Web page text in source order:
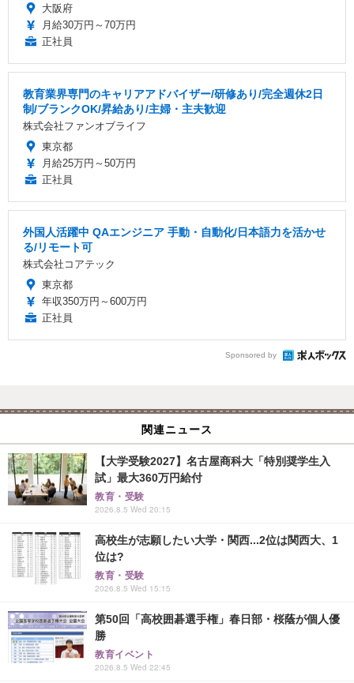
大阪府
月給30万円～70万円
正社員
教育業界専門のキャリアアドバイザー/研修あり/完全週休2日
制/ブランクOK/昇給あり/主婦・主夫歓迎
株式会社ファンオブライフ
東京都
月給25万円～50万円
正社員
外国人活躍中 QAエンジニア 手動・自動化/日本語力を活かせ
る/リモート可
株式会社コアテック
東京都
年収350万円～600万円
正社員
Sponsored by
関連ニュース
【大学受験2027】名古屋商科大「特別奨学生入
試」最大360万円給付
教育・受験
2026.8.5 Wed 20:15
高校生が志願したい大学・関西...2位は関西大、1
位は?
教育・受験
2026.8.5 Wed 15:15
第50回「高校囲碁選手権」春日部・桜蔭が個人優
勝
教育イベント
2026.8.5 Wed 22:45